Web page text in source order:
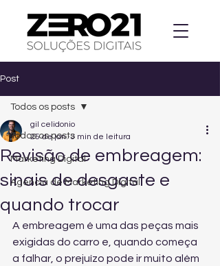
Post
Todos os posts
Marketing Digital
Agencia de Marketing Digital
Todos os posts
Revisão de embreagem:
sinais de desgaste e
quando trocar
gil celidonio
25 de jan. 3 min de leitura
A embreagem é uma das peças mais
exigidas do carro e, quando começa
a falhar, o prejuízo pode ir muito além